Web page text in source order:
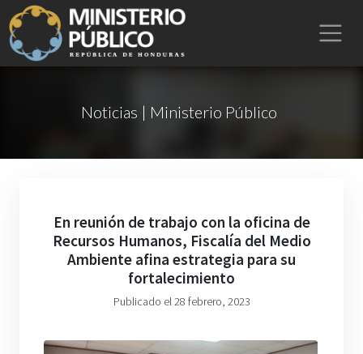
Noticias | Ministerio Público
En reunión de trabajo con la oficina de
Recursos Humanos, Fiscalía del Medio
Ambiente afina estrategia para su
fortalecimiento
Publicado el 28 febrero, 2023